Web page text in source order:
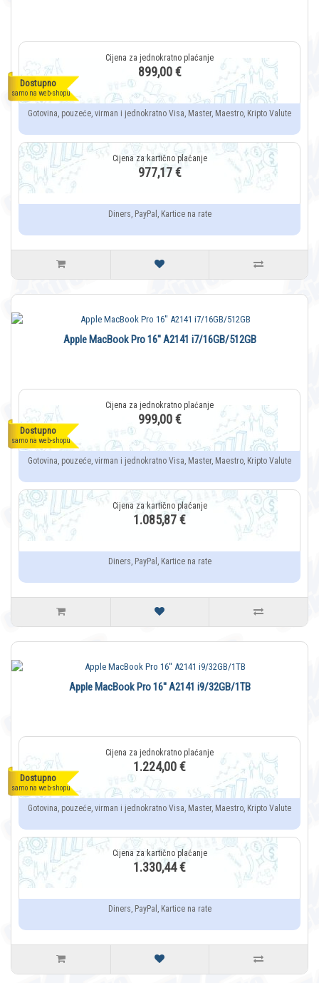
Dostupno
samo na web-shopu
899,00 €
Gotovina, pouzeće, virman i jednokratno Visa, Master, Maestro, Kripto Valute
977,17 €
Diners, PayPal, Kartice na rate
Dostupno
samo na web-shopu
Apple MacBook Pro 16'' A2141 i7/16GB/512GB
999,00 €
Gotovina, pouzeće, virman i jednokratno Visa, Master, Maestro, Kripto Valute
1.085,87 €
Diners, PayPal, Kartice na rate
Dostupno
samo na web-shopu
Apple MacBook Pro 16'' A2141 i9/32GB/1TB
1.224,00 €
Gotovina, pouzeće, virman i jednokratno Visa, Master, Maestro, Kripto Valute
1.330,44 €
Diners, PayPal, Kartice na rate